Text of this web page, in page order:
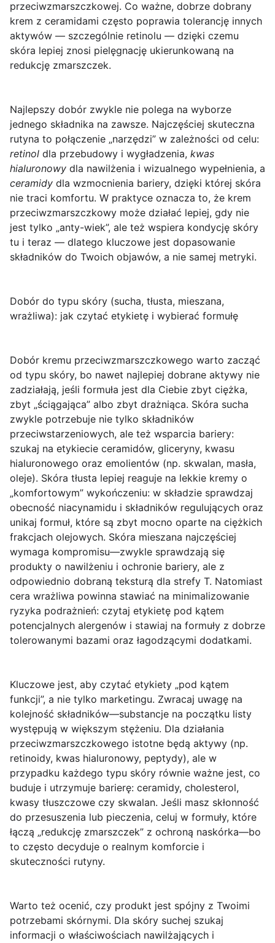
przeciwzmarszczkowej. Co ważne, dobrze dobrany
krem z ceramidami często poprawia tolerancję innych
aktywów — szczególnie retinolu — dzięki czemu
skóra lepiej znosi pielęgnację ukierunkowaną na
redukcję zmarszczek.
Najlepszy dobór zwykle nie polega na wyborze
jednego składnika na zawsze. Najczęściej skuteczna
rutyna to połączenie „narzędzi” w zależności od celu:
retinol dla przebudowy i wygładzenia, kwas
hialuronowy dla nawilżenia i wizualnego wypełnienia, a
ceramidy dla wzmocnienia bariery, dzięki której skóra
nie traci komfortu. W praktyce oznacza to, że krem
przeciwzmarszczkowy może działać lepiej, gdy nie
jest tylko „anty-wiek”, ale też wspiera kondycję skóry
tu i teraz — dlatego kluczowe jest dopasowanie
składników do Twoich objawów, a nie samej metryki.
Dobór do typu skóry (sucha, tłusta, mieszana,
wrażliwa): jak czytać etykietę i wybierać formułę
Dobór kremu przeciwzmarszczkowego warto zacząć
od typu skóry, bo nawet najlepiej dobrane aktywy nie
zadziałają, jeśli formuła jest dla Ciebie zbyt ciężka,
zbyt „ściągająca” albo zbyt drażniąca. Skóra sucha
zwykle potrzebuje nie tylko składników
przeciwstarzeniowych, ale też wsparcia bariery:
szukaj na etykiecie ceramidów, gliceryny, kwasu
hialuronowego oraz emolientów (np. skwalan, masła,
oleje). Skóra tłusta lepiej reaguje na lekkie kremy o
„komfortowym” wykończeniu: w składzie sprawdzaj
obecność niacynamidu i składników regulujących oraz
unikaj formuł, które są zbyt mocno oparte na ciężkich
frakcjach olejowych. Skóra mieszana najczęściej
wymaga kompromisu—zwykle sprawdzają się
produkty o nawilżeniu i ochronie bariery, ale z
odpowiednio dobraną teksturą dla strefy T. Natomiast
cera wrażliwa powinna stawiać na minimalizowanie
ryzyka podrażnień: czytaj etykietę pod kątem
potencjalnych alergenów i stawiaj na formuły z dobrze
tolerowanymi bazami oraz łagodzącymi dodatkami.
Kluczowe jest, aby czytać etykiety „pod kątem
funkcji”, a nie tylko marketingu. Zwracaj uwagę na
kolejność składników—substancje na początku listy
występują w większym stężeniu. Dla działania
przeciwzmarszczkowego istotne będą aktywy (np.
retinoidy, kwas hialuronowy, peptydy), ale w
przypadku każdego typu skóry równie ważne jest, co
buduje i utrzymuje barierę: ceramidy, cholesterol,
kwasy tłuszczowe czy skwalan. Jeśli masz skłonność
do przesuszenia lub pieczenia, celuj w formuły, które
łączą „redukcję zmarszczek” z ochroną naskórka—bo
to często decyduje o realnym komforcie i
skuteczności rutyny.
Warto też ocenić, czy produkt jest spójny z Twoimi
potrzebami skórnymi. Dla skóry suchej szukaj
informacji o właściwościach nawilżających i